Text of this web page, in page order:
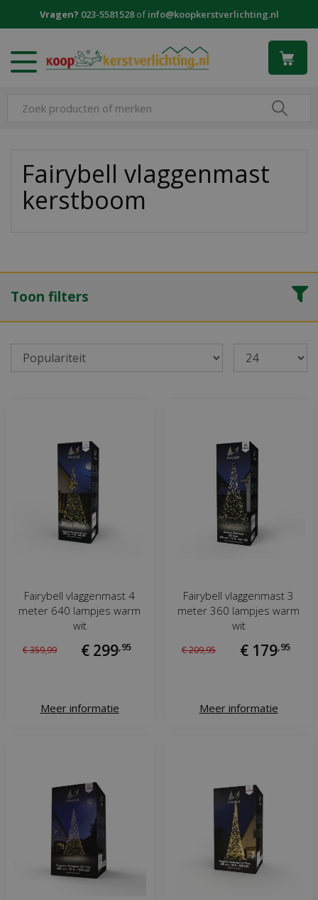
Vragen? 023-5581528ofinfo@koopkerstverlichting.nl
Fairybell vlaggenmast
kerstboom
Toon filters
Fairybell vlaggenmast 4
meter 640 lampjes warm
wit
€359,99 € 299, 95
Meer informatie
Fairybell vlaggenmast 3
meter 360 lampjes warm
wit
€209,95 € 179, 95
Meer informatie